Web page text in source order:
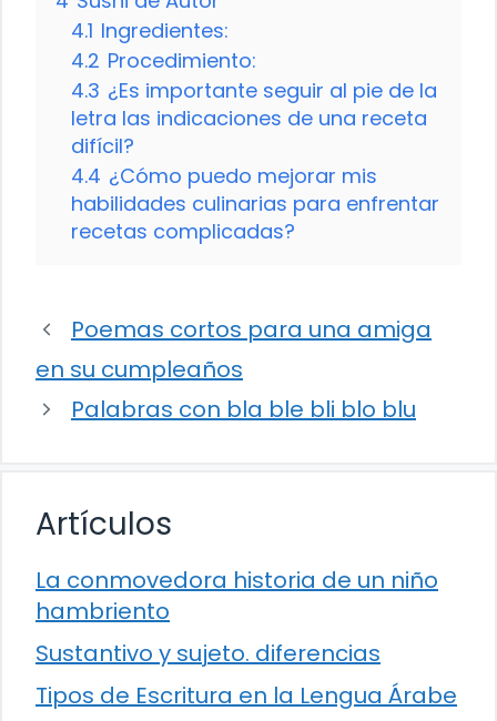
4.1 Ingredientes:
4.2 Procedimiento:
4.3 ¿Es importante seguir al pie de la
letra las indicaciones de una receta
difícil?
4.4 ¿Cómo puedo mejorar mis
habilidades culinarias para enfrentar
recetas complicadas?
Poemas cortos para una amiga
en su cumpleaños
Palabras con bla ble bli blo blu
Artículos
La conmovedora historia de un niño
hambriento
Sustantivo y sujeto. diferencias
Tipos de Escritura en la Lengua Árabe